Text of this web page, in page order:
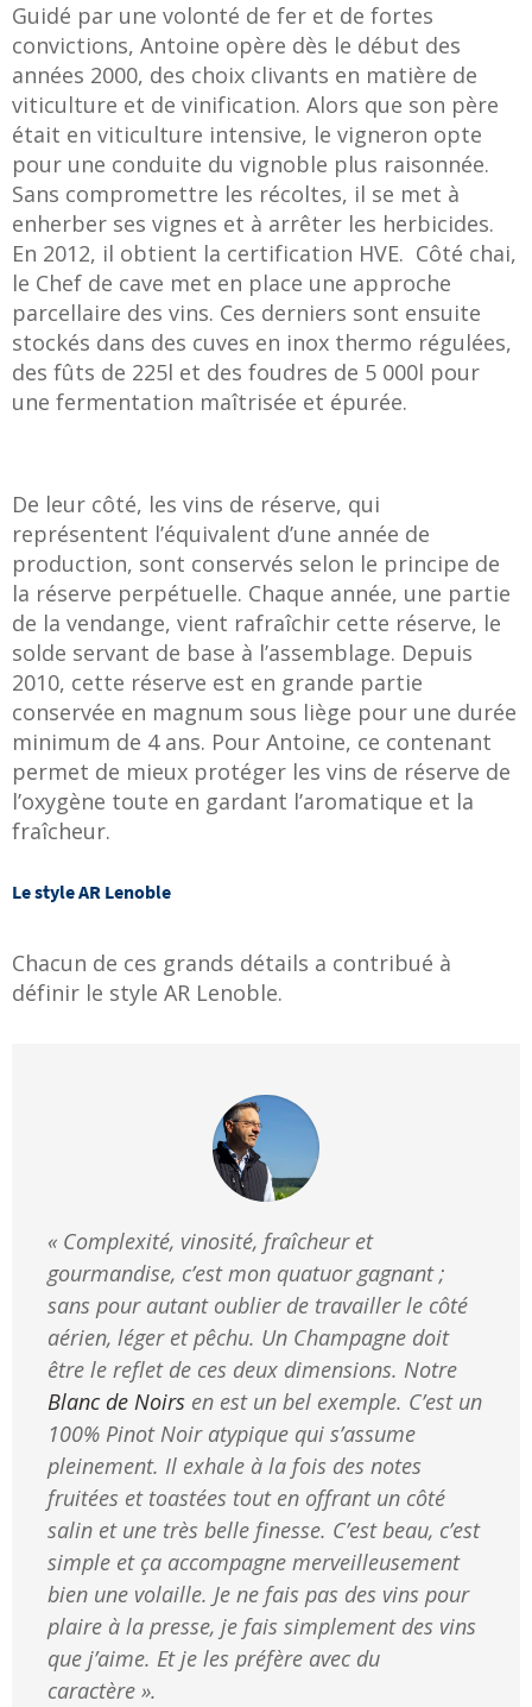
Guidé par une volonté de fer et de fortes
convictions, Antoine opère dès le début des
années 2000, des choix clivants en matière de
viticulture et de vinification. Alors que son père
était en viticulture intensive, le vigneron opte
pour une conduite du vignoble plus raisonnée.
Sans compromettre les récoltes, il se met à
enherber ses vignes et à arrêter les herbicides.
En 2012, il obtient la certification HVE. Côté chai,
le Chef de cave met en place une approche
parcellaire des vins. Ces derniers sont ensuite
stockés dans des cuves en inox thermo régulées,
des fûts de 225l et des foudres de 5 000l pour
une fermentation maîtrisée et épurée.
De leur côté, les vins de réserve, qui
représentent l’équivalent d’une année de
production, sont conservés selon le principe de
la réserve perpétuelle. Chaque année, une partie
de la vendange, vient rafraîchir cette réserve, le
solde servant de base à l’assemblage. Depuis
2010, cette réserve est en grande partie
conservée en magnum sous liège pour une durée
minimum de 4 ans. Pour Antoine, ce contenant
permet de mieux protéger les vins de réserve de
l’oxygène toute en gardant l’aromatique et la
fraîcheur.
Le style AR Lenoble
Chacun de ces grands détails a contribué à
définir le style AR Lenoble.
« Complexité, vinosité, fraîcheur et
gourmandise, c’est mon quatuor gagnant ;
sans pour autant oublier de travailler le côté
aérien, léger et pêchu. Un Champagne doit
être le reflet de ces deux dimensions. Notre
Blanc de Noirs en est un bel exemple. C’est un
100% Pinot Noir atypique qui s’assume
pleinement. Il exhale à la fois des notes
fruitées et toastées tout en offrant un côté
salin et une très belle finesse. C’est beau, c’est
simple et ça accompagne merveilleusement
bien une volaille. Je ne fais pas des vins pour
plaire à la presse, je fais simplement des vins
que j’aime. Et je les préfère avec du
caractère ».